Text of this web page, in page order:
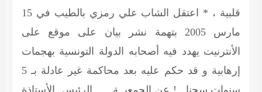
قلبية ، * اعتقل الشاب علي رمزي بالطيب في 15
مارس 2005 بتهمة نشر بيان على موقع على
الأنترنيت يهدد فيه أصحابه الدولة التونسية بهجمات
إرهابية و قد حكم عليه بعد محاكمة غير عادلة بـ 5
سنوات سجنا ..! عن الجمعيــة الرئيس الأستاذة